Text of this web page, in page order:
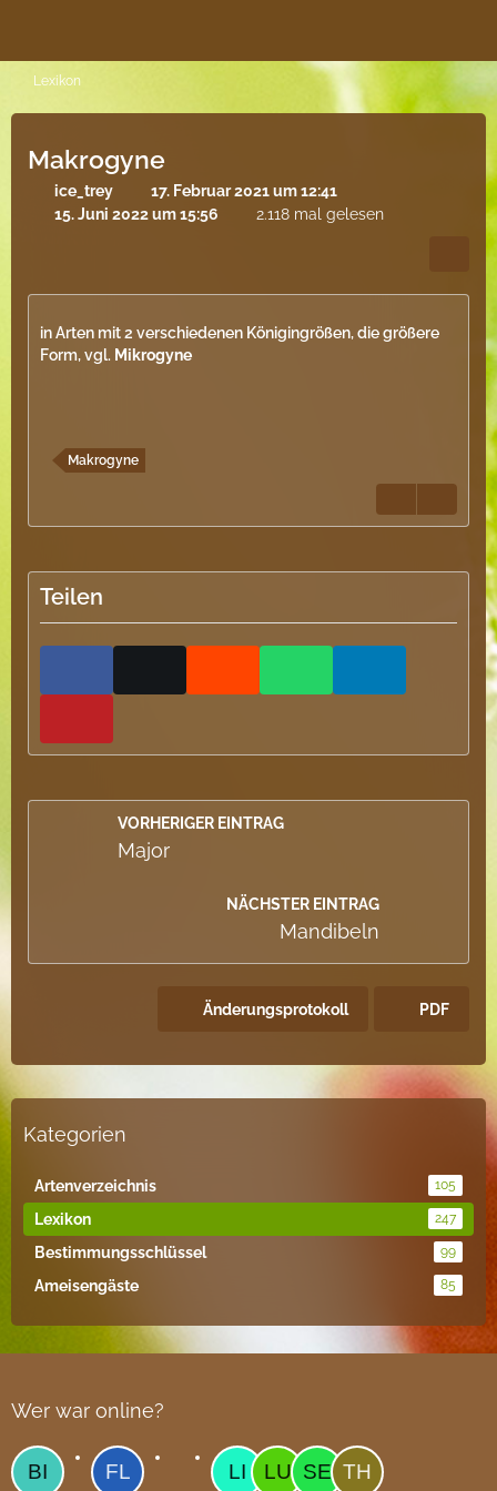
Lexikon
Makrogyne
ice_trey
17. Februar 2021 um 12:41
15. Juni 2022 um 15:56
2.118 mal gelesen
in Arten mit 2 verschiedenen Königingrößen, die größere
Form, vgl. Mikrogyne
Makrogyne
Teilen
VORHERIGER EINTRAG
Major
NÄCHSTER EINTRAG
Mandibeln
Änderungsprotokoll PDF
Kategorien
Artenverzeichnis 105
Lexikon 247
Bestimmungsschlüssel 99
Ameisengäste 85
Wer war online?